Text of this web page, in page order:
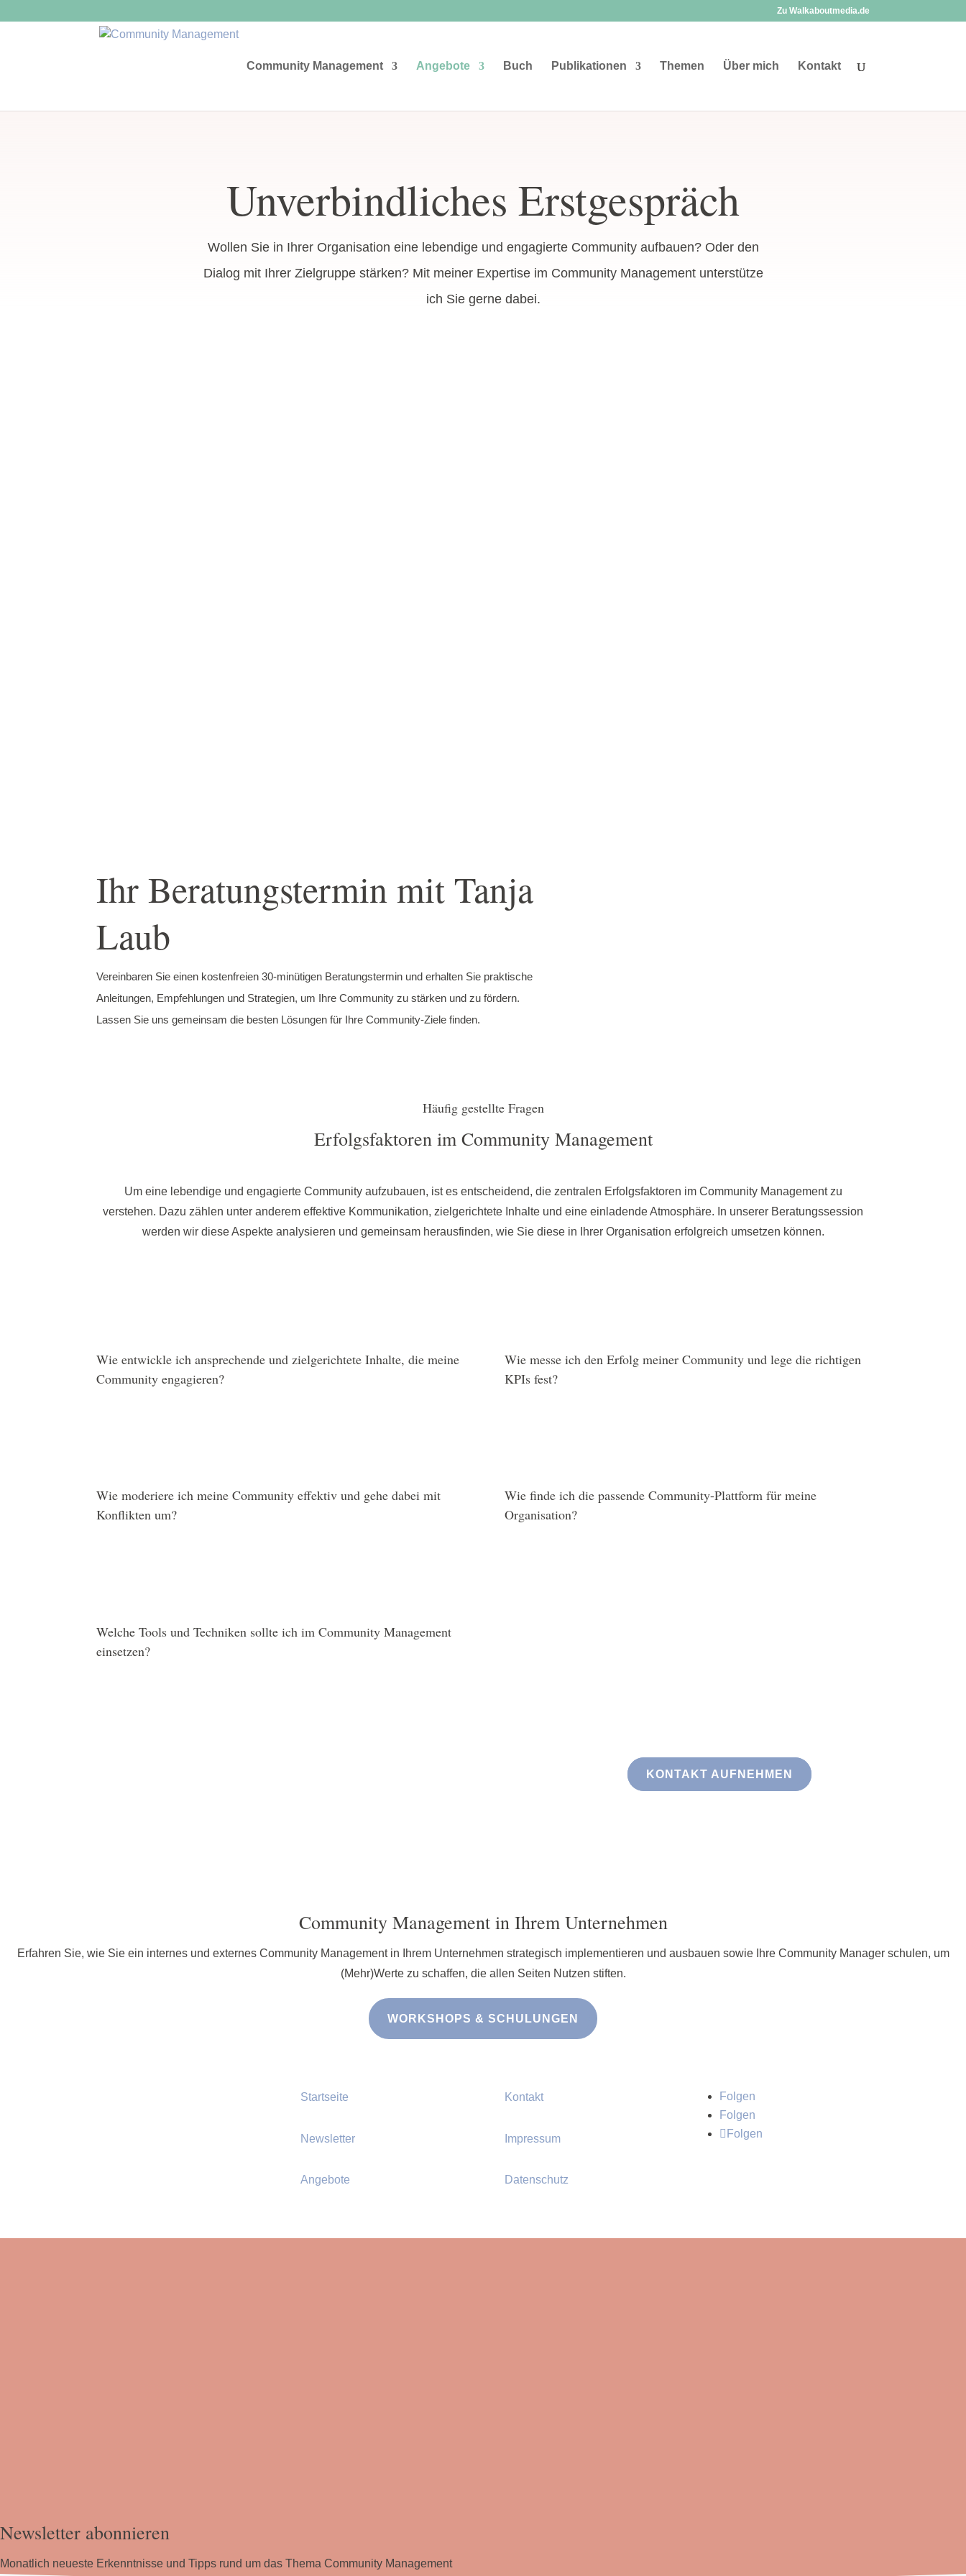
Zu Walkaboutmedia.de
Community Management Angebote Buch Publikationen Themen Über mich Kontakt
Unverbindliches Erstgespräch
Wollen Sie in Ihrer Organisation eine lebendige und engagierte Community aufbauen? Oder den
Dialog mit Ihrer Zielgruppe stärken? Mit meiner Expertise im Community Management unterstütze
ich Sie gerne dabei.
Ihr Beratungstermin mit Tanja
Laub
Vereinbaren Sie einen kostenfreien 30-minütigen Beratungstermin und erhalten Sie praktische
Anleitungen, Empfehlungen und Strategien, um Ihre Community zu stärken und zu fördern.
Lassen Sie uns gemeinsam die besten Lösungen für Ihre Community-Ziele finden.
Häufig gestellte Fragen
Erfolgsfaktoren im Community Management
Um eine lebendige und engagierte Community aufzubauen, ist es entscheidend, die zentralen Erfolgsfaktoren im Community Management zu
verstehen. Dazu zählen unter anderem effektive Kommunikation, zielgerichtete Inhalte und eine einladende Atmosphäre. In unserer Beratungssession
werden wir diese Aspekte analysieren und gemeinsam herausfinden, wie Sie diese in Ihrer Organisation erfolgreich umsetzen können.
Wie entwickle ich ansprechende und zielgerichtete Inhalte, die meine
Community engagieren?
Wie moderiere ich meine Community effektiv und gehe dabei mit
Konflikten um?
Welche Tools und Techniken sollte ich im Community Management
einsetzen?
Wie messe ich den Erfolg meiner Community und lege die richtigen
KPIs fest?
Wie finde ich die passende Community-Plattform für meine
Organisation?
KONTAKT AUFNEHMEN
Community Management in Ihrem Unternehmen
Erfahren Sie, wie Sie ein internes und externes Community Management in Ihrem Unternehmen strategisch implementieren und ausbauen sowie Ihre Community Manager schulen, um
(Mehr)Werte zu schaffen, die allen Seiten Nutzen stiften.
WORKSHOPS & SCHULUNGEN
Startseite
Newsletter
Angebote
Kontakt
Impressum
Datenschutz
Folgen
Folgen
Folgen
Newsletter abonnieren
Monatlich neueste Erkenntnisse und Tipps rund um das Thema Community Management